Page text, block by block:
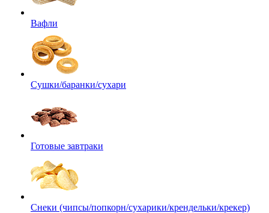
Вафли
Сушки/баранки/сухари
Готовые завтраки
Снеки (чипсы/попкорн/сухарики/крендельки/крекер)